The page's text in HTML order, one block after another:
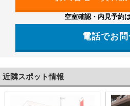
空室確認・内見予約
電話でお
近隣スポット情報